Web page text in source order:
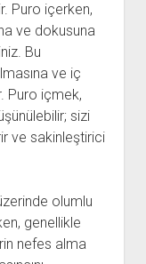
Puro içerken,
ve dokusuna
Bu
ve iç
Puro içmek,
sizi
ve sakinleştirici
olumlu
genellikle
nefes alma